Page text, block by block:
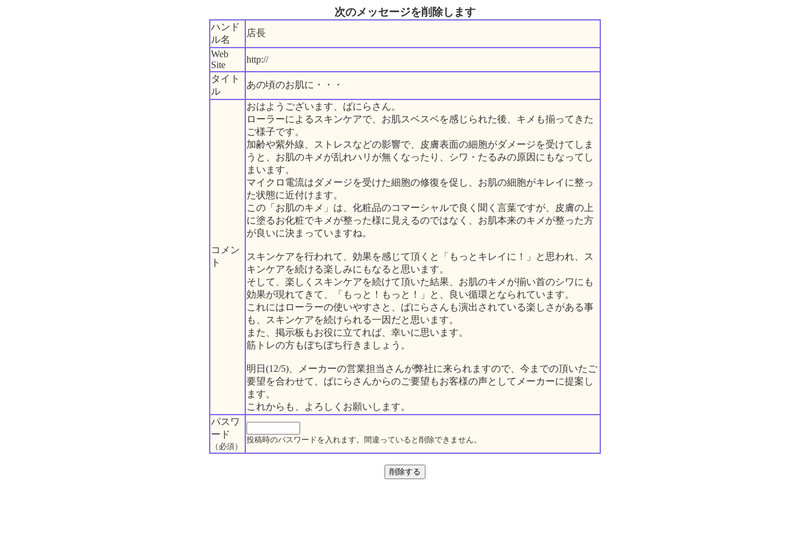
次のメッセージを削除します
ハンド
ル名
店長
Web
Site
http://
タイト
ル
あの頃のお肌に・・・
コメン
ト
おはようございます、ばにらさん。
ローラーによるスキンケアで、お肌スベスベを感じられた後、キメも揃ってきた
ご様子です。
加齢や紫外線、ストレスなどの影響で、皮膚表面の細胞がダメージを受けてしま
うと、お肌のキメが乱れハリが無くなったり、シワ・たるみの原因にもなってし
まいます。
マイクロ電流はダメージを受けた細胞の修復を促し、お肌の細胞がキレイに整っ
た状態に近付けます。
この「お肌のキメ」は、化粧品のコマーシャルで良く聞く言葉ですが、皮膚の上
に塗るお化粧でキメが整った様に見えるのではなく、お肌本来のキメが整った方
が良いに決まっていますね。
スキンケアを行われて、効果を感じて頂くと「もっとキレイに！」と思われ、ス
キンケアを続ける楽しみにもなると思います。
そして、楽しくスキンケアを続けて頂いた結果、お肌のキメが揃い首のシワにも
効果が現れてきて、「もっと！もっと！」と、良い循環となられています。
これにはローラーの使いやすさと、ばにらさんも演出されている楽しさがある事
も、スキンケアを続けられる一因だと思います。
また、掲示板もお役に立てれば、幸いに思います。
筋トレの方もぼちぼち行きましょう。
明日(12/5)、メーカーの営業担当さんが弊社に来られますので、今までの頂いたご
要望を合わせて、ばにらさんからのご要望もお客様の声としてメーカーに提案し
ます。
これからも、よろしくお願いします。
パスワ
ード
（必須）
投稿時のパスワードを入れます。間違っていると削除できません。